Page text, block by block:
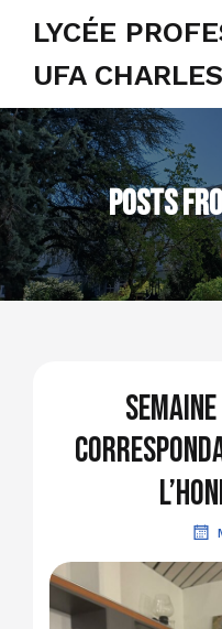
LYCÉE
UFA
Posts